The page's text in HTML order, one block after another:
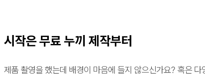
시작은 무료 누끼 제작부터
제품 촬영을 했는데 배경이 마음에 들지 않으신가요? 혹은